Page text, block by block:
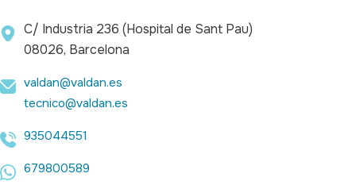
C/ Industria 236 (Hospital de Sant Pau)
08026, Barcelona
valdan@valdan.es
tecnico@valdan.es
935044551
679800589